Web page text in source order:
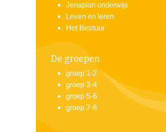
Jenaplan onderwijs
Leven en leren
Het Bestuur
De groepen
groep 1-2
groep 3-4
groep 5-6
groep 7-8